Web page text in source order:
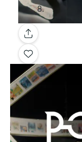
Galerie